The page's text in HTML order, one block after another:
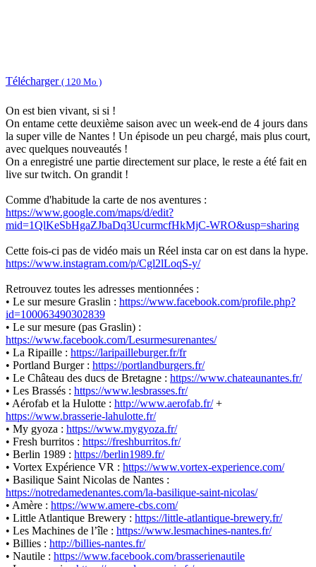
Télécharger ( 120 Mo )
On est bien vivant, si si !
On entame cette deuxième saison avec un week-end de 4 jours dans
la super ville de Nantes ! Un épisode un peu chargé, mais plus court,
avec quelques nouveautés !
On a enregistré une partie directement sur place, le reste a été fait en
live sur twitch. On grandit !
Comme d'habitude la carte de nos aventures :
https://www.google.com/maps/d/edit?
mid=1QlKeSbHgaZJbaDq3UcurmcfHkMjC-WRO&usp=sharing
Cette fois-ci pas de vidéo mais un Réel insta car on est dans la hype.
https://www.instagram.com/p/Cgl2lLoqS-y/
Retrouvez toutes les adresses mentionnées :
• Le sur mesure Graslin : https://www.facebook.com/profile.php?
id=100063490302839
• Le sur mesure (pas Graslin) :
https://www.facebook.com/Lesurmesurenantes/
• La Ripaille : https://laripailleburger.fr/fr
• Portland Burger : https://portlandburgers.fr/
• Le Château des ducs de Bretagne : https://www.chateaunantes.fr/
• Les Brassés : https://www.lesbrasses.fr/
• Aérofab et la Hulotte : http://www.aerofab.fr/+
https://www.brasserie-lahulotte.fr/
• My gyoza : https://www.mygyoza.fr/
• Fresh burritos : https://freshburritos.fr/
• Berlin 1989 : https://berlin1989.fr/
• Vortex Expérience VR : https://www.vortex-experience.com/
• Basilique Saint Nicolas de Nantes :
https://notredamedenantes.com/la-basilique-saint-nicolas/
• Amère : https://www.amere-cbs.com/
• Little Atlantique Brewery : https://little-atlantique-brewery.fr/
• Les Machines de l’île : https://www.lesmachines-nantes.fr/
• Billies : http://billies-nantes.fr/
• Nautile : https://www.facebook.com/brasserienautile